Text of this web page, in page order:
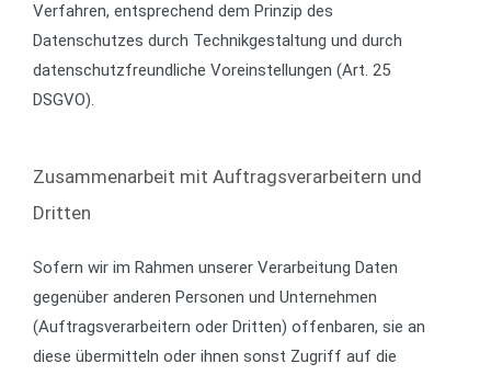
Verfahren, entsprechend dem Prinzip des
Datenschutzes durch Technikgestaltung und durch
datenschutzfreundliche Voreinstellungen (Art. 25
DSGVO).
Zusammenarbeit mit Auftragsverarbeitern und
Dritten
Sofern wir im Rahmen unserer Verarbeitung Daten
gegenüber anderen Personen und Unternehmen
(Auftragsverarbeitern oder Dritten) offenbaren, sie an
diese übermitteln oder ihnen sonst Zugriff auf die